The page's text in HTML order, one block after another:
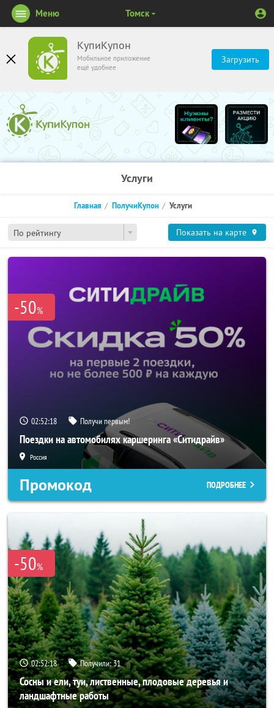
КупиКупон
Мобильное приложение
ещё удобнее
Загрузить
Меню Томск
Услуги
По рейтингу
Главная ПолучиКупон Услуги
Показать на карте
-50%
02:52:18 Получи первым!
Поездки на автомобилях каршеринга «Ситидрайв»
Россия
Промокод ПОДРОБНЕЕ
-50%
02:52:18 Получили:31
Сосны и ели, туи, лиственные, плодовые деревья и
ландшафтные работы